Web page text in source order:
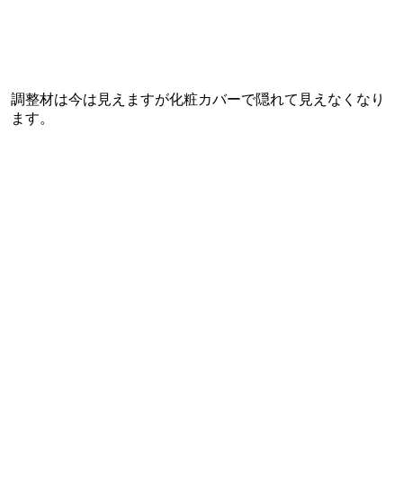
調整材は今は見えますが化粧カバーで隠れて見えなくなり
ます。